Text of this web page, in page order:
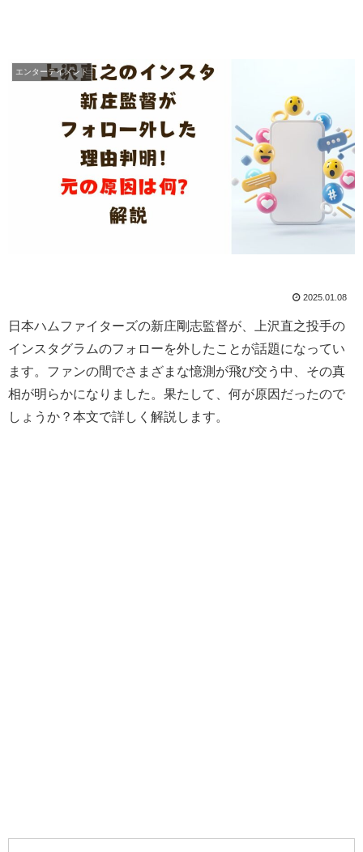
エンターテイメント
2025.01.08
日本ハムファイターズの新庄剛志監督が、上沢直之投手の
インスタグラムのフォローを外したことが話題になってい
ます。ファンの間でさまざまな憶測が飛び交う中、その真
相が明らかになりました。果たして、何が原因だったので
しょうか？本文で詳しく解説します。